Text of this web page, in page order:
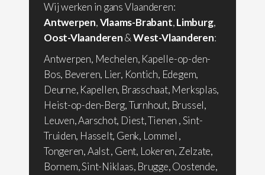
Wij werken in gans Vlaanderen:
Antwerpen,Vlaams-Brabant,Limburg,
Oost-Vlaanderen&West-Vlaanderen:
Antwerpen, Mechelen, Kapelle-op-den-
Bos, Beveren, Lier, Kontich, Edegem,
Deurne, Kapellen, Brasschaat, Merksplas,
Heist-op-den-Berg, Turnhout, Brussel,
Leuven, Aarschot, Diest, Tienen , Sint-
Truiden, Hasselt, Genk, Lommel ,
Tongeren, Aalst , Gent, Lokeren, Zelzate,
Bornem, Sint-Niklaas, Brugge, Oostende,